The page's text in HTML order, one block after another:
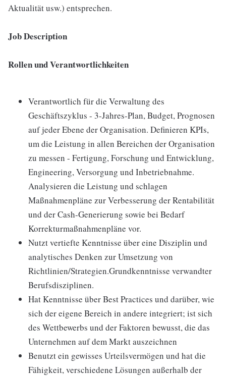
Aktualität usw.) entsprechen.
Job Description
Rollen und Verantwortlichkeiten
Verantwortlich für die Verwaltung des
Geschäftszyklus - 3-Jahres-Plan, Budget, Prognosen
auf jeder Ebene der Organisation. Definieren KPIs,
um die Leistung in allen Bereichen der Organisation
zu messen - Fertigung, Forschung und Entwicklung,
Engineering, Versorgung und Inbetriebnahme.
Analysieren die Leistung und schlagen
Maßnahmenpläne zur Verbesserung der Rentabilität
und der Cash-Generierung sowie bei Bedarf
Korrekturmaßnahmenpläne vor.
Nutzt vertiefte Kenntnisse über eine Disziplin und
analytisches Denken zur Umsetzung von
Richtlinien/Strategien.Grundkenntnisse verwandter
Berufsdisziplinen.
Hat Kenntnisse über Best Practices und darüber, wie
sich der eigene Bereich in andere integriert; ist sich
des Wettbewerbs und der Faktoren bewusst, die das
Unternehmen auf dem Markt auszeichnen
Benutzt ein gewisses Urteilsvermögen und hat die
Fähigkeit, verschiedene Lösungen außerhalb der